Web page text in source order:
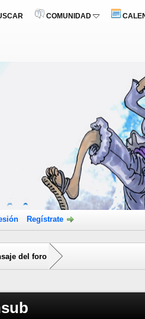
COMUNIDAD
Regístrate
del foro